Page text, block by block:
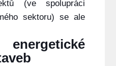
(ve spolupráci
sektoru) se ale